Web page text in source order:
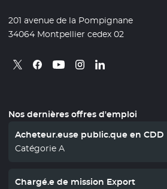
201 avenue de la Pompignane
34064 Montpellier cedex 02
Retrouvez nous sur X
- Nouvelle fenêtre
Retrouvez nous sur Facebook
- Nouvelle fenêtre
Retrouvez nous sur Youtube
- Nouvelle fenêtre
Retrouvez nous sur
- Nouvelle fenêtre
Retrouvez nous
- Nouvelle
Nos dernières offres d'emploi
Acheteur.euse public.que en CDD
Catégorie A
Chargé.e de mission Export